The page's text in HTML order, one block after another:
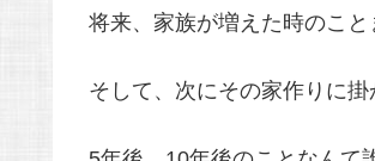
将来、家族が増えた時のこ
そして、次にその家作りに掛